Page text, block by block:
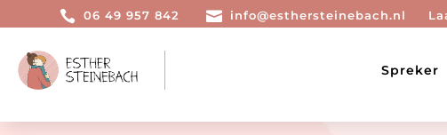
 06 49 957 842  info@esthersteinebach.nl
Spreker